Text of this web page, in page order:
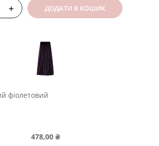
+ ДОДАТИ В КОШИК
фіолетовий
478,00 ₴